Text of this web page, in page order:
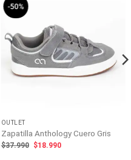
-50%
OUTLET
Zapatilla Anthology Cuero Gris
$37.990 El
$18.990El